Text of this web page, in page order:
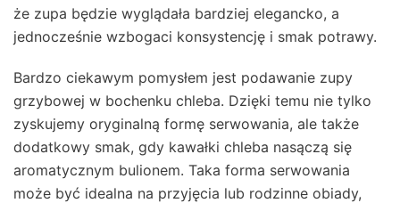
że zupa będzie wyglądała bardziej elegancko, a
jednocześnie wzbogaci konsystencję i smak potrawy.
Bardzo ciekawym pomysłem jest podawanie zupy
grzybowej w bochenku chleba. Dzięki temu nie tylko
zyskujemy oryginalną formę serwowania, ale także
dodatkowy smak, gdy kawałki chleba nasączą się
aromatycznym bulionem. Taka forma serwowania
może być idealna na przyjęcia lub rodzinne obiady,